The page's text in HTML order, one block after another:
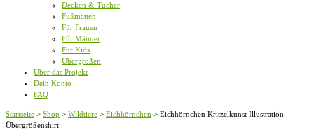
Decken & Tücher
Fußmatten
Für Frauen
Für Männer
Für Kids
Übergrößen
Über das Projekt
Dein Konto
FAQ
Startseite > Shop > Wildtiere > Eichhörnchen > Eichhörnchen Kritzelkunst Illustration –
Übergrößenshirt